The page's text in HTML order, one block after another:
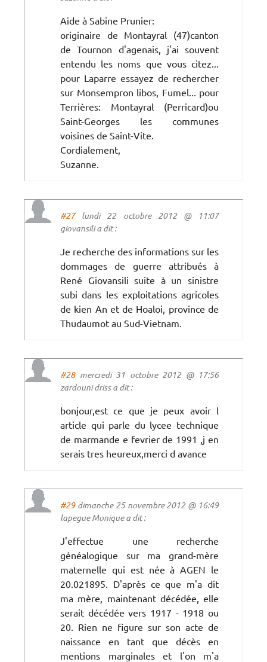
Aide à Sabine Prunier:
originaire de Montayral (47)canton
de Tournon d'agenais, j'ai souvent
entendu les noms que vous citez...
pour Laparre essayez de rechercher
sur Monsempron libos, Fumel... pour
Terrières: Montayral (Perricard)ou
Saint-Georges les communes
voisines de Saint-Vite.
Cordialement,
Suzanne.
#27lundi 22 octobre 2012 @ 11:07
giovansili a dit :
Je recherche des informations sur les
dommages de guerre attribués à
René Giovansili suite à un sinistre
subi dans les exploitations agricoles
de kien An et de Hoaloi, province de
Thudaumot au Sud-Vietnam.
#28mercredi 31 octobre 2012 @ 17:56
zardouni driss a dit :
bonjour,est ce que je peux avoir l
article qui parle du lycee technique
de marmande e fevrier de 1991 ,j en
serais tres heureux,merci d avance
#29dimanche 25 novembre 2012 @ 16:49
lapegue Monique a dit :
J'effectue une recherche
généalogique sur ma grand-mère
maternelle qui est née à AGEN le
20.021895. D'après ce que m'a dit
ma mère, maintenant décédée, elle
serait décédée vers 1917 - 1918 ou
20. Rien ne figure sur son acte de
naissance en tant que décès en
mentions marginales et l'on m'a